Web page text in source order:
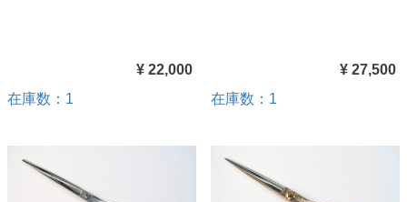
¥ 22,000
在庫数：1
¥ 27,500
在庫数：1